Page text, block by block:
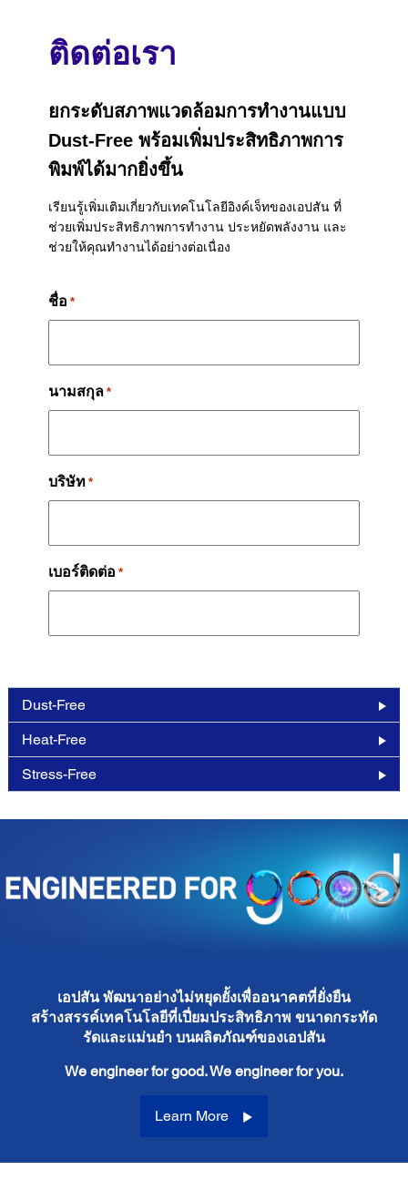
Dust-Free
Heat-Free
Stress-Free
เอปสัน พัฒนาอย่างไม่หยุดยั้งเพื่ออนาคตที่ยั่งยืน
สร้างสรรค์เทคโนโลยีที่เปี่ยมประสิทธิภาพ ขนาดกระทัด
รัดและแม่นยำ บนผลิตภัณฑ์ของเอปสัน
We engineer for good. We engineer for you.
Learn More